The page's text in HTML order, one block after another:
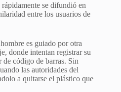
se difundió en
entre los usuarios de
es guiado por otra
donde intentan registrar su
de código de barras. Sin
las autoridades del
a quitarse el plástico que